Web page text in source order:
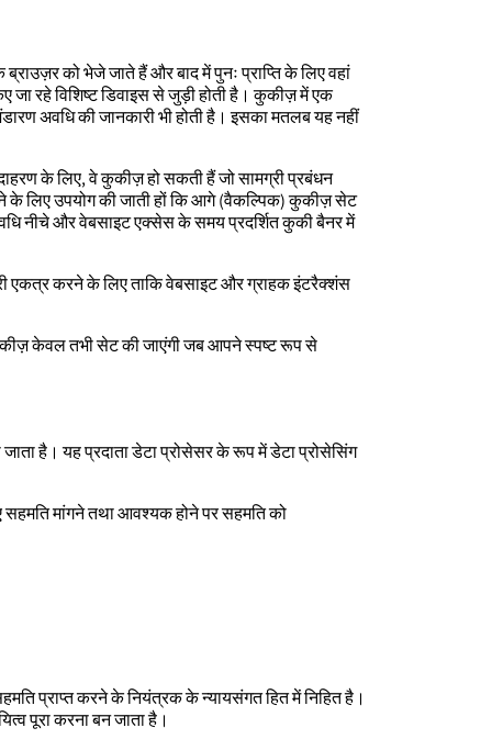
को भेजे जाते हैं और बाद में पुनः प्राप्ति के लिए वहां
जा रहे विशिष्ट डिवाइस से जुड़ी होती है। कुकीज़ में एक
अवधि की जानकारी भी होती है। इसका मतलब यह नहीं
के लिए, वे कुकीज़ हो सकती हैं जो सामग्री प्रबंधन
के लिए उपयोग की जाती हों कि आगे (वैकल्पिक) कुकीज़ सेट
नीचे और वेबसाइट एक्सेस के समय प्रदर्शित कुकी बैनर में
एकत्र करने के लिए ताकि वेबसाइट और ग्राहक इंटरैक्शंस
केवल तभी सेट की जाएंगी जब आपने स्पष्ट रूप से
है। यह प्रदाता डेटा प्रोसेसर के रूप में डेटा प्रोसेसिंग
मांगने तथा आवश्यक होने पर सहमति को
प्राप्त करने के नियंत्रक के न्यायसंगत हित में निहित है।
पूरा करना बन जाता है।